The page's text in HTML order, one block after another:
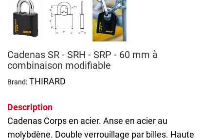
Cadenas SR - SRH - SRP - 60 mm à
combinaison modifiable
Brand: THIRARD
Description
Cadenas Corps en acier. Anse en acier au
molybdène. Double verrouillage par billes. Haute